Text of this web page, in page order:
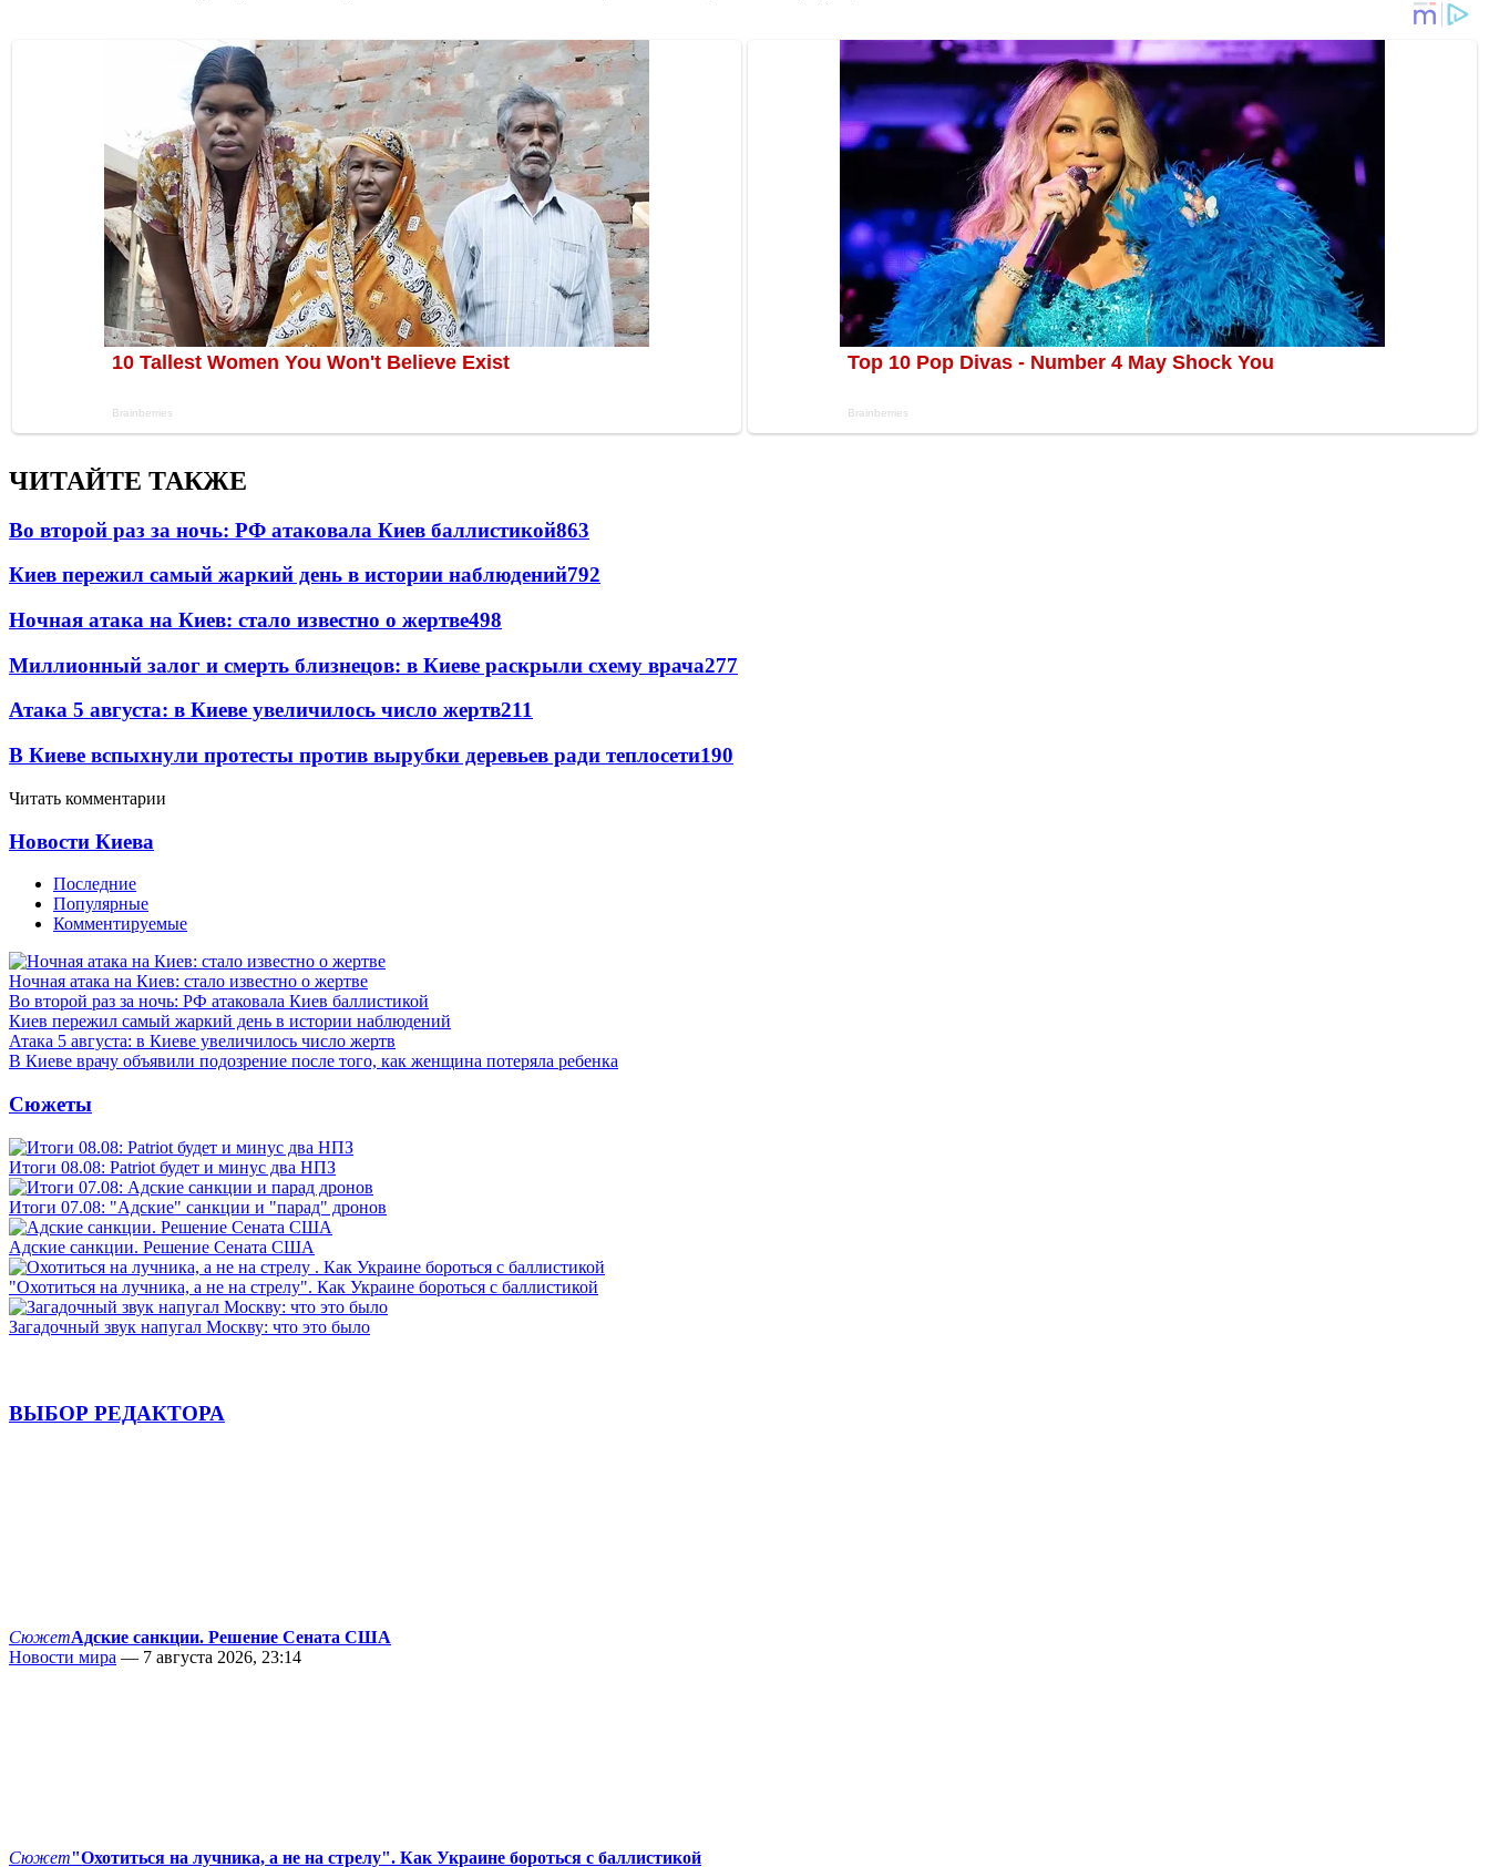
ЧИТАЙТЕ ТАКЖЕ
Во второй раз за ночь: РФ атаковала Киев баллистикой863
Киев пережил самый жаркий день в истории наблюдений792
Ночная атака на Киев: стало известно о жертве498
Миллионный залог и смерть близнецов: в Киеве раскрыли схему врача277
Атака 5 августа: в Киеве увеличилось число жертв211
В Киеве вспыхнули протесты против вырубки деревьев ради теплосети190
Читать комментарии
Новости Киева
Последние
Популярные
Комментируемые
Ночная атака на Киев: стало известно о жертве
Во второй раз за ночь: РФ атаковала Киев баллистикой
Киев пережил самый жаркий день в истории наблюдений
Атака 5 августа: в Киеве увеличилось число жертв
В Киеве врачу объявили подозрение после того, как женщина потеряла ребенка
Сюжеты
Итоги 08.08: Patriot будет и минус два НПЗ
Итоги 07.08: "Адские" санкции и "парад" дронов
Адские санкции. Решение Сената США
"Охотиться на лучника, а не на стрелу". Как Украине бороться с баллистикой
Загадочный звук напугал Москву: что это было
ВЫБОР РЕДАКТОРА
СюжетАдские санкции. Решение Сената США
Новости мира — 7 августа 2026, 23:14
Сюжет"Охотиться на лучника, а не на стрелу". Как Украине бороться с баллистикой